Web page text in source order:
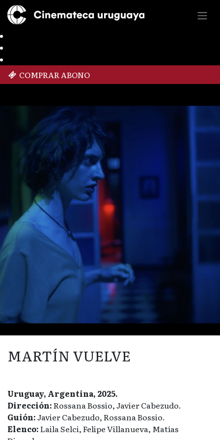
COMPRAR ABONO
MARTÍN VUELVE
Uruguay, Argentina, 2025.
Dirección:Rossana Bossio, Javier Cabezudo.
Guión:Javier Cabezudo, Rossana Bossio.
Elenco:Laila Selci, Felipe Villanueva, Matías